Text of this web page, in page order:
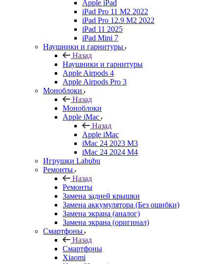
Apple iPad
iPad Pro 11 M2 2022
iPad Pro 12.9 M2 2022
iPad 11 2025
iPad Mini 7
Наушники и гарнитуры
Назад
Наушники и гарнитуры
Apple Airpods 4
Apple Airpods Pro 3
Моноблоки
Назад
Моноблоки
Apple iMac
Назад
Apple iMac
iMac 24 2023 M3
iMac 24 2024 M4
Игрушки Labubu
Ремонты
Назад
Ремонты
Замена задней крышки
Замена аккумулятора (Без ошибки)
Замена экрана (аналог)
Замена экрана (оригинал)
Смартфоны
Назад
Смартфоны
Xiaomi